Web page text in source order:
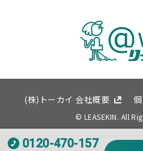
0120-470-157
(株)トーカイ 会社概要
© LEASEKIN. All